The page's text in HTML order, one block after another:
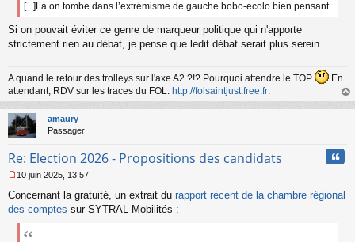
a
g
e
n
l
u
[...]Là on tombe dans l’extrémisme de gauche bobo-ecolo bien pensant..
Si on pouvait éviter ce genre de marqueur politique qui n'apporte
strictement rien au débat, je pense que ledit débat serait plus serein...
A quand le retour des trolleys sur l'axe A2 ?!? Pourquoi attendre le TOP
En
attendant, RDV sur les traces du FOL: http://folsaintjust.free.fr
au
amaury
Passager
Re: Election 2026 - Propositions des candidats
e
s
10 juin 2025, 13:57
Concernant la gratuité, un extrait du rapport récent de la chambre régional
des comptes sur SYTRAL Mobilités :